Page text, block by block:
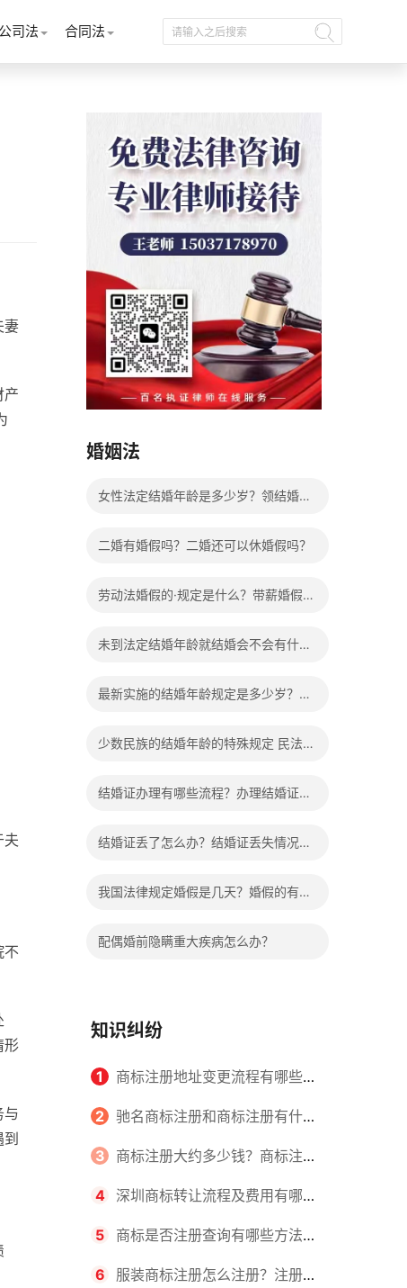
公司法 合同法
妻
产
夫
不
形
与
婚姻法
女性法定结婚年龄是多少岁？领结婚证
二婚有婚假吗？二婚还可以休婚假吗？
劳动法婚假的·规定是什么？带薪婚假工
未到法定结婚年龄就结婚会不会有什么
最新实施的结婚年龄规定是多少岁？法
少数民族的结婚年龄的特殊规定 民法典
结婚证办理有哪些流程？办理结婚证有
结婚证丢了怎么办？结婚证丢失情况有
我国法律规定婚假是几天？婚假的有关
配偶婚前隐瞒重大疾病怎么办？
知识纠纷
1 商标注册地址变更流程有哪些？
怎么提交申请书件？
2 驰名商标注册和商标注册有什么
区别？
3 商标注册大约多少钱？商标注册
查询的方式有哪些？
4 深圳商标转让流程及费用有哪些
要求？商标转让所需时间是多久？
5 商标是否注册查询有哪些方法？
有哪些步骤？
6 服装商标注册怎么注册？注册商